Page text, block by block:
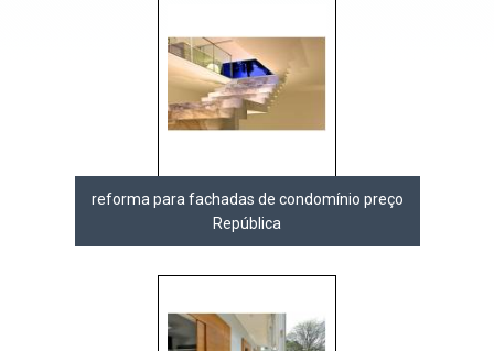
reforma para fachadas de condomínio preço
República